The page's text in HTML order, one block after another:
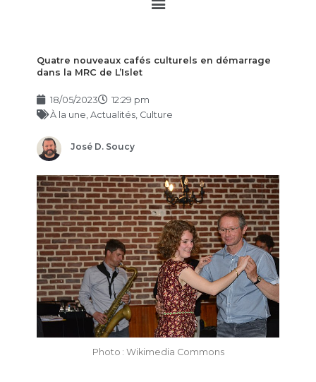
Quatre nouveaux cafés culturels en démarrage
dans la MRC de L’Islet
18/05/2023
12:29 pm
À la une Actualités, Culture
José D. Soucy
Photo : Wikimedia Commons